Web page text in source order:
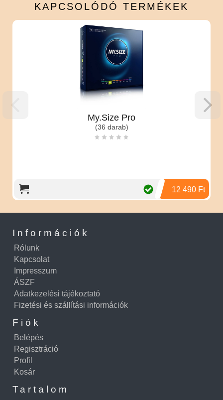
KAPCSOLÓDÓ TERMÉKEK
My.Size Pro
(36 darab)
12 490 Ft
Információk
Rólunk
Kapcsolat
Impresszum
ÁSZF
Adatkezelési tájékoztató
Fizetési és szállítási információk
Fiók
Belépés
Regisztráció
Profil
Kosár
Tartalom